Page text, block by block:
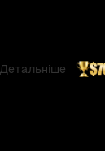
Детальніше